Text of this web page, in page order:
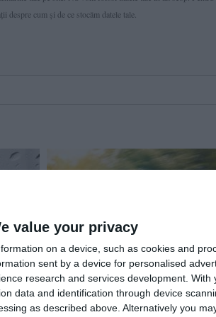
value your privacy
on a device, such as cookies and
sent by a device for personalised
research and services development. With
data and identification through device
as described above. Alternatively you
cum și de ce stocăm datele tale.
08:05
–
833 02 May, 2025
Centrul INFOTRAFIC
Atenție, șoferi! Restricții de trafic pe
A3 București - Brașov pentru efectuarea